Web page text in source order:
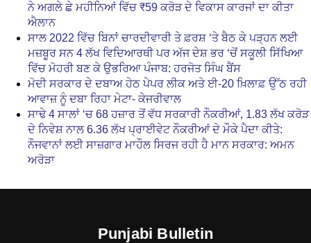
ਨੇ ਅਗਲੇ ਛੇ ਮਹੀਨਿਆਂ ਵਿੱਚ ₹59 ਕਰੋੜ ਦੇ ਵਿਕਾਸ ਕਾਰਜਾਂ ਦਾ ਕੀਤਾ
ਐਲਾਨ
ਸਾਲ 2022 ਵਿੱਚ ਬਿਨਾਂ ਚਾਰਦੀਵਾਰੀ ਤੇ ਫ਼ਰਸ਼ ‘ਤੇ ਬੈਠ ਕੇ ਪੜ੍ਹਨ ਲਈ
ਮਜ਼ਬੂਰ ਸਨ 4 ਲੱਖ ਵਿਦਿਆਰਥੀ ਪਰ ਅੱਜ ਦੇਸ਼ ਭਰ ‘ਚੋਂ ਸਕੂਲੀ ਸਿੱਖਿਆ
ਵਿੱਚ ਮੋਹਰੀ ਬਣ ਕੇ ਉਭਰਿਆ ਪੰਜਾਬ: ਹਰਜੋਤ ਸਿੰਘ ਬੈਂਸ
ਮੋਦੀ ਸਰਕਾਰ ਦੇ ਦਬਾਅ ਹੇਠ ਪੇਪਰ ਲੀਕ ਅਤੇ ਈ-20 ਖ਼ਿਲਾਫ਼ ਉੱਠ ਰਹੀ
ਆਵਾਜ਼ ਨੂੰ ਦਬਾ ਰਿਹਾ ਮੇਟਾ- ਕੇਜਰੀਵਾਲ
ਸਾਢੇ 4 ਸਾਲਾਂ ‘ਚ 68 ਹਜ਼ਾਰ ਤੋਂ ਵੱਧ ਸਰਕਾਰੀ ਨੌਕਰੀਆਂ, 1.83 ਲੱਖ ਕਰੋੜ
ਦੇ ਨਿਵੇਸ਼ ਨਾਲ 6.36 ਲੱਖ ਪ੍ਰਾਈਵੇਟ ਨੌਕਰੀਆਂ ਦੇ ਮੌਕੇ ਪੈਦਾ ਕੀਤੇ:
ਨੌਜਵਾਨਾਂ ਲਈ ਸਾਜ਼ਗਾਰ ਮਾਹੌਲ ਸਿਰਜ ਰਹੀ ਹੈ ਮਾਨ ਸਰਕਾਰ: ਅਮਨ
ਅਰੋੜਾ
Punjabi Bulletin